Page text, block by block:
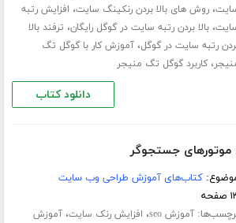
،روش های بالا بردن رنکینگ سایت، افزایش رتبه
،بالا بردن رتبه سایت در گوگل رایگان، ترفند بالا
رتبه سایت در گوگل،آموزش کار با گوگل تگ
،کاربرد گوگل تگ منیجر
دانلود کتاب
موتورهای جستجوگر
کتاب‌های آموزش طراحی وب سایت
آموزش seo ، افزایش رنک سایت،آموزش